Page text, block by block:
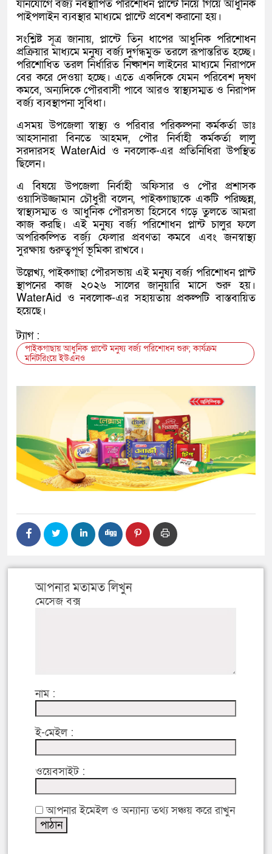
যানযোগে বর্জ্য নবস্থাপিত পরিশোধন প্লান্টে নিয়ে গিয়ে আধুনিক
পাইপলাইন ব্যবস্থার মাধ্যমে প্লান্টে প্রবেশ করানো হয়।
সংশ্লিষ্ট সূত্র জানায়, প্লান্টে তিন ধাপের আধুনিক পরিশোধন
প্রক্রিয়ার মাধ্যমে মনুষ্য বর্জ্য দুর্গন্ধমুক্ত তরলে রূপান্তরিত হচ্ছে।
পরিশোধিত তরল নির্ধারিত নিষ্কাশন লাইনের মাধ্যমে নিরাপদে
বের করে দেওয়া হচ্ছে। এতে একদিকে যেমন পরিবেশ দূষণ
কমবে, অন্যদিকে পৌরবাসী পাবে আরও স্বাস্থ্যসম্মত ও নিরাপদ
বর্জ্য ব্যবস্থাপনা সুবিধা।
এসময় উপজেলা স্বাস্থ্য ও পরিবার পরিকল্পনা কর্মকর্তা ডাঃ
আহসানারা বিনতে আহমদ, পৌর নির্বাহী কর্মকর্তা লালু
সরদারসহ WaterAid ও নবলোক-এর প্রতিনিধিরা উপস্থিত
ছিলেন।
এ বিষয়ে উপজেলা নির্বাহী অফিসার ও পৌর প্রশাসক
ওয়াসিউজ্জামান চৌধুরী বলেন, পাইকগাছাকে একটি পরিচ্ছন্ন,
স্বাস্থ্যসম্মত ও আধুনিক পৌরসভা হিসেবে গড়ে তুলতে আমরা
কাজ করছি। এই মনুষ্য বর্জ্য পরিশোধন প্লান্ট চালুর ফলে
অপরিকল্পিত বর্জ্য ফেলার প্রবণতা কমবে এবং জনস্বাস্থ্য
সুরক্ষায় গুরুত্বপূর্ণ ভূমিকা রাখবে।
উল্লেখ্য, পাইকগাছা পৌরসভায় এই মনুষ্য বর্জ্য পরিশোধন প্লান্ট
স্থাপনের কাজ ২০২৬ সালের জানুয়ারি মাসে শুরু হয়।
WaterAid ও নবলোক-এর সহায়তায় প্রকল্পটি বাস্তবায়িত
হয়েছে।
ট্যাগ :
পাইকগাছায় আধুনিক প্লান্টে মনুষ্য বর্জ্য পরিশোধন শুরু; কার্যক্রম
মনিটরিংয়ে ইউএনও
আপনার মতামত লিখুন
মেসেজ বক্স
নাম :
ই-মেইল :
ওয়েবসাইট :
আপনার ইমেইল ও অন্যান্য তথ্য সঞ্চয় করে রাখুন